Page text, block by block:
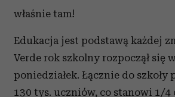
właśnie tam!
Edukacja jest podstawą każdej
Verde rok szkolny rozpoczął się
poniedziałek. Łącznie do szkoły
130 tys. uczniów, co stanowi 1/4